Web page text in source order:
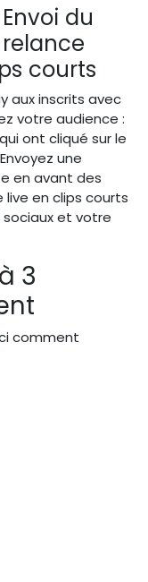
du
courts
aux inscrits avec
votre audience :
ont cliqué sur le
une
en avant des
live en clips courts
et votre
3
comment